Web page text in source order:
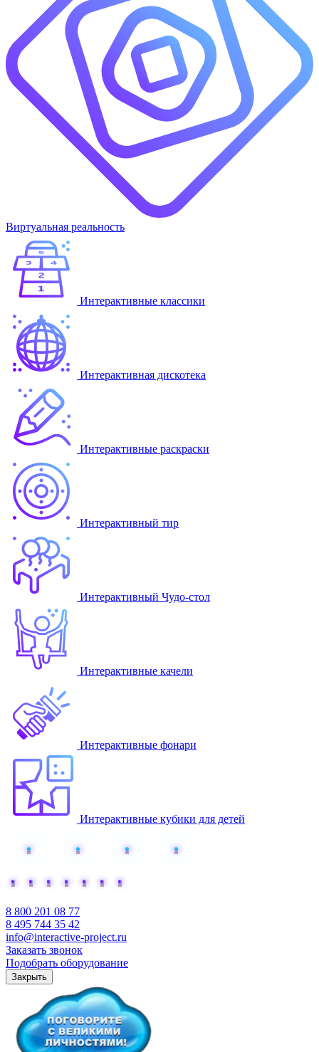
Виртуальная реальность
Интерактивные классики
Интерактивная дискотека
Интерактивные раскраски
Интерактивный тир
Интерактивный Чудо-стол
Интерактивные качели
Интерактивные фонари
Интерактивные кубики для детей
8 800 201 08 77
8 495 744 35 42
info@interactive-project.ru
Заказать звонок
Подобрать оборудование
Закрыть